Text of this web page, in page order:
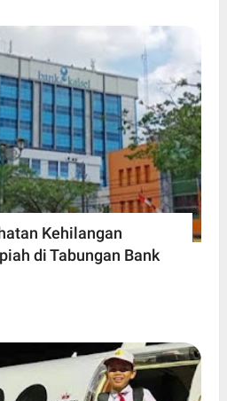
Kehilangan
di Tabungan Bank